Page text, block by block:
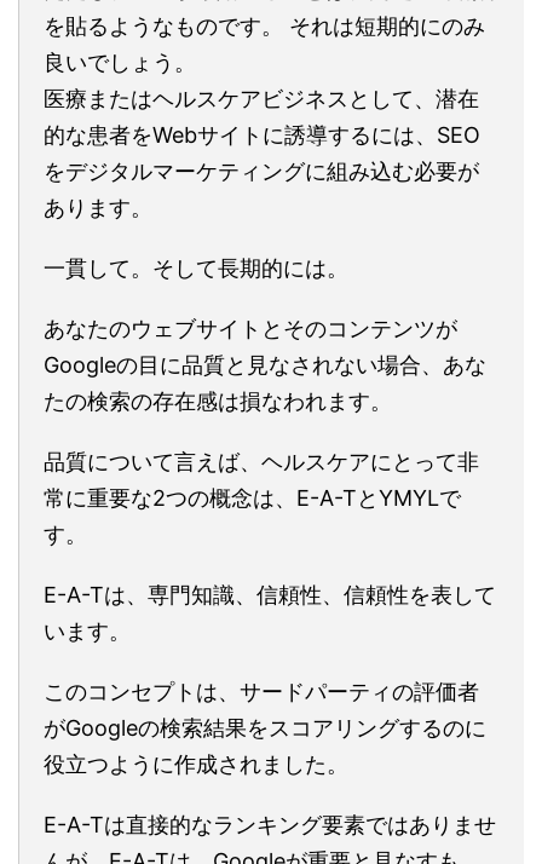
を貼るようなものです。 それは短期的にのみ
良いでしょう。
医療またはヘルスケアビジネスとして、潜在
的な患者をWebサイトに誘導するには、SEO
をデジタルマーケティングに組み込む必要が
あります。
一貫して。そして長期的には。
あなたのウェブサイトとそのコンテンツが
Googleの目に品質と見なされない場合、あな
たの検索の存在感は損なわれます。
品質について言えば、ヘルスケアにとって非
常に重要な2つの概念は、E-A-TとYMYLで
す。
E-A-Tは、専門知識、信頼性、信頼性を表して
います。
このコンセプトは、サードパーティの評価者
がGoogleの検索結果をスコアリングするのに
役立つように作成されました。
E-A-Tは直接的なランキング要素ではありませ